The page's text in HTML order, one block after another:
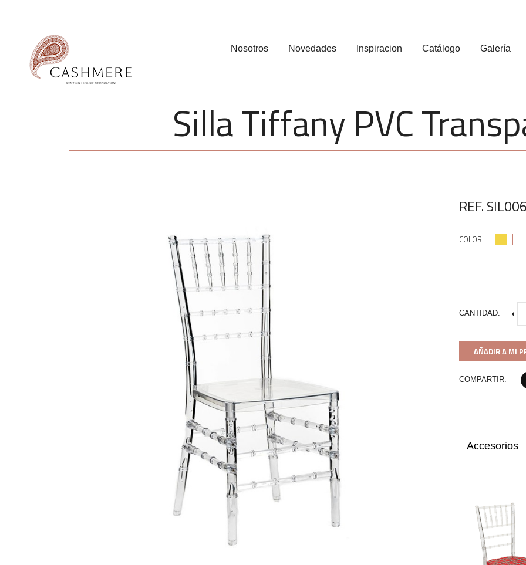
Nosotros Novedades Inspiracion Catálogo Galería
Silla Tiffany PVC
REF.
COLOR:
CANTIDAD:
AÑADIR A MI
COMPARTIR:
Accesorios